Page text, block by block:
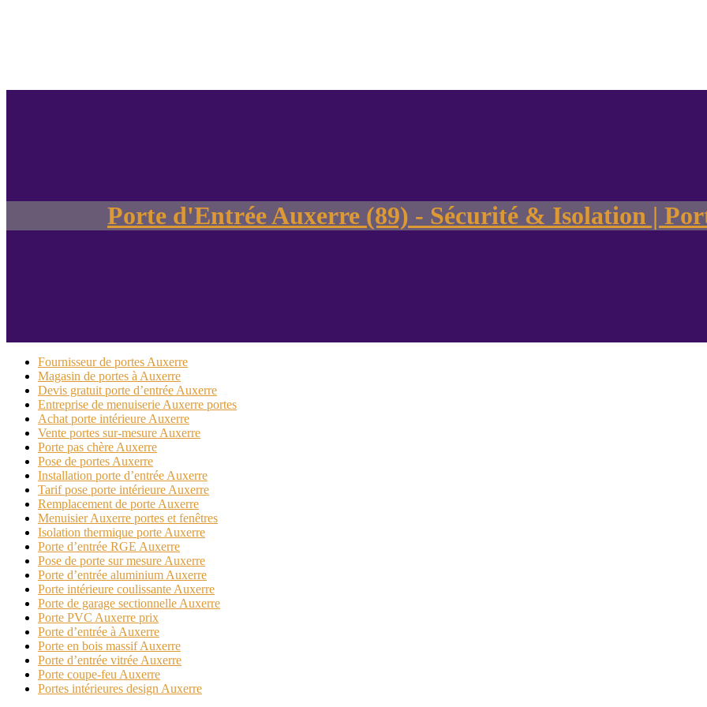
Porte d'Entrée Auxerre (89) - Sécurité & Isolation |
Fournisseur de portes Auxerre
Magasin de portes à Auxerre
Devis gratuit porte d’entrée Auxerre
Entreprise de menuiserie Auxerre portes
Achat porte intérieure Auxerre
Vente portes sur-mesure Auxerre
Porte pas chère Auxerre
Pose de portes Auxerre
Installation porte d’entrée Auxerre
Tarif pose porte intérieure Auxerre
Remplacement de porte Auxerre
Menuisier Auxerre portes et fenêtres
Isolation thermique porte Auxerre
Porte d’entrée RGE Auxerre
Pose de porte sur mesure Auxerre
Porte d’entrée aluminium Auxerre
Porte intérieure coulissante Auxerre
Porte de garage sectionnelle Auxerre
Porte PVC Auxerre prix
Porte d’entrée à Auxerre
Porte en bois massif Auxerre
Porte d’entrée vitrée Auxerre
Porte coupe-feu Auxerre
Portes intérieures design Auxerre